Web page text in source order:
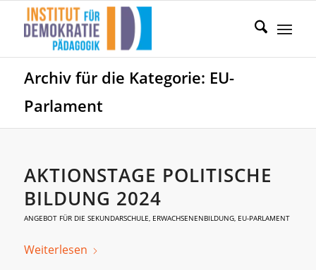
Archiv für die Kategorie: EU-
Parlament
AKTIONSTAGE POLITISCHE
BILDUNG 2024
ANGEBOT FÜR DIE SEKUNDARSCHULE, ERWACHSENENBILDUNG, EU-PARLAMENT
Weiterlesen